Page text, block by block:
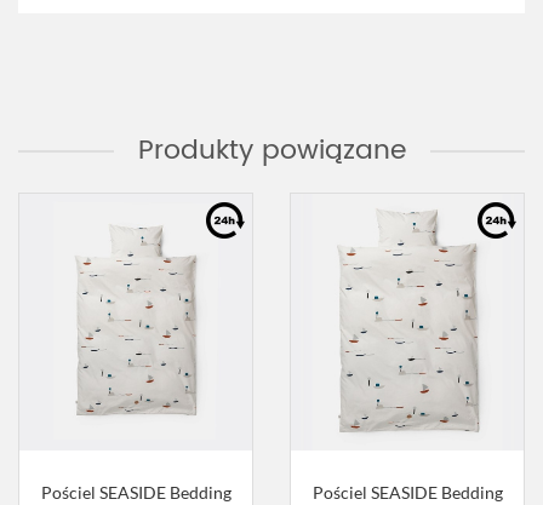
Produkty powiązane
Pościel SEASIDE Bedding
Pościel SEASIDE Bedding